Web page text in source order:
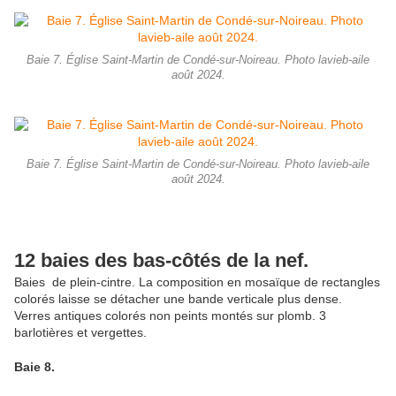
Baie 7. Église Saint-Martin de Condé-sur-Noireau. Photo lavieb-aile
août 2024.
Baie 7. Église Saint-Martin de Condé-sur-Noireau. Photo lavieb-aile
août 2024.
12 baies des bas-côtés de la nef.
Baies de plein-cintre. La composition en mosaïque de rectangles
colorés laisse se détacher une bande verticale plus dense.
Verres antiques colorés non peints montés sur plomb. 3
barlotières et vergettes.
Baie 8.